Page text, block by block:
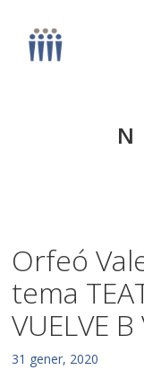
Orfeó
tema
VUELVE
31 gener, 2020